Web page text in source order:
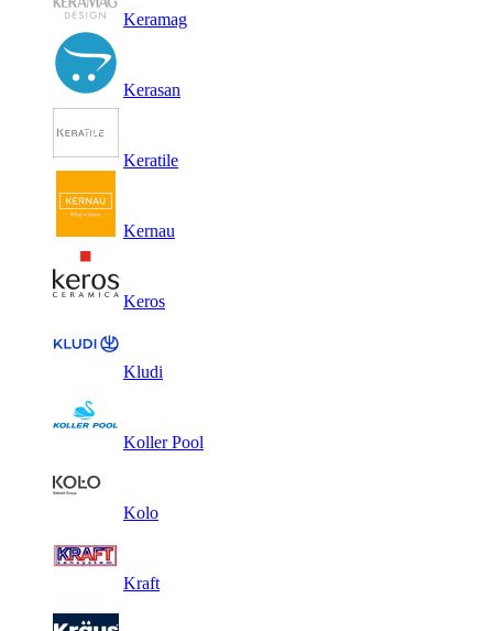
Keramag
Kerasan
Keratile
Kernau
Keros
Kludi
Koller Pool
Kolo
Kraft